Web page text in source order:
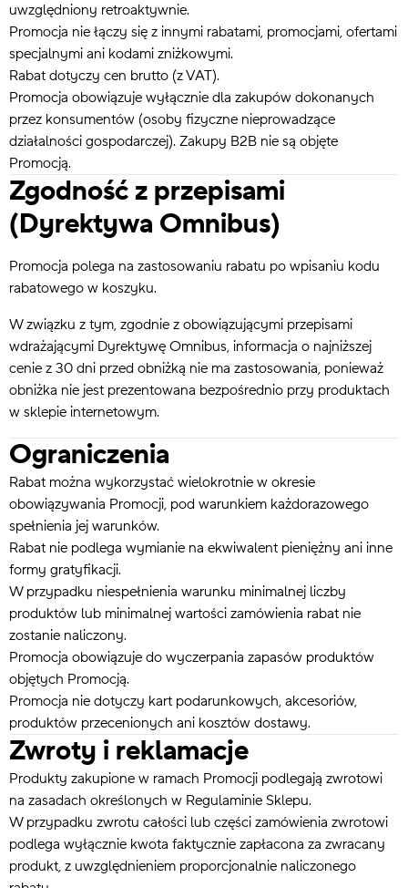
uwzględniony retroaktywnie.
Promocja nie łączy się z innymi rabatami, promocjami, ofertami
specjalnymi ani kodami zniżkowymi.
Rabat dotyczy cen brutto (z VAT).
Promocja obowiązuje wyłącznie dla zakupów dokonanych
przez konsumentów (osoby fizyczne nieprowadzące
działalności gospodarczej). Zakupy B2B nie są objęte
Promocją.
Zgodność z przepisami
(Dyrektywa Omnibus)
Promocja polega na zastosowaniu rabatu po wpisaniu kodu
rabatowego w koszyku.
W związku z tym, zgodnie z obowiązującymi przepisami
wdrażającymi Dyrektywę Omnibus, informacja o najniższej
cenie z 30 dni przed obniżką nie ma zastosowania, ponieważ
obniżka nie jest prezentowana bezpośrednio przy produktach
w sklepie internetowym.
Ograniczenia
Rabat można wykorzystać wielokrotnie w okresie
obowiązywania Promocji, pod warunkiem każdorazowego
spełnienia jej warunków.
Rabat nie podlega wymianie na ekwiwalent pieniężny ani inne
formy gratyfikacji.
W przypadku niespełnienia warunku minimalnej liczby
produktów lub minimalnej wartości zamówienia rabat nie
zostanie naliczony.
Promocja obowiązuje do wyczerpania zapasów produktów
objętych Promocją.
Promocja nie dotyczy kart podarunkowych, akcesoriów,
produktów przecenionych ani kosztów dostawy.
Zwroty i reklamacje
Produkty zakupione w ramach Promocji podlegają zwrotowi
na zasadach określonych w Regulaminie Sklepu.
W przypadku zwrotu całości lub części zamówienia zwrotowi
podlega wyłącznie kwota faktycznie zapłacona za zwracany
produkt, z uwzględnieniem proporcjonalnie naliczonego